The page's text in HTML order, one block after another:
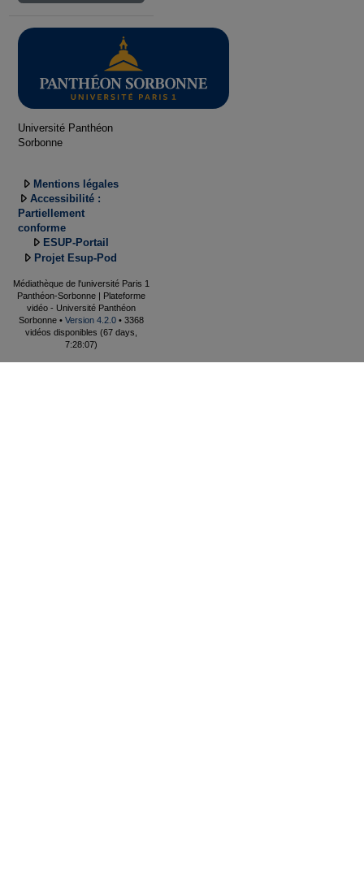
Université Panthéon
Sorbonne
Mentions légales
Accessibilité :
Partiellement
conforme
ESUP-Portail
Projet Esup-Pod
Médiathèque de l'université Paris 1
Panthéon-Sorbonne | Plateforme
vidéo - Université Panthéon
Sorbonne • Version 4.2.0 • 3368
vidéos disponibles (67 days,
7:28:07)